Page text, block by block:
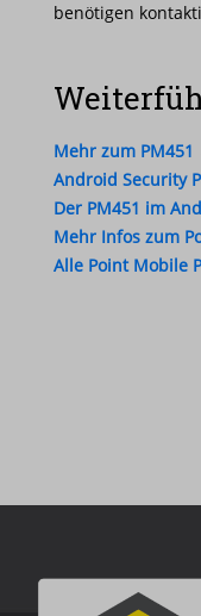
benötigen
Mehr zum PM451
Android Security
Der PM451 im
Mehr Infos zum
Alle Point Mobile